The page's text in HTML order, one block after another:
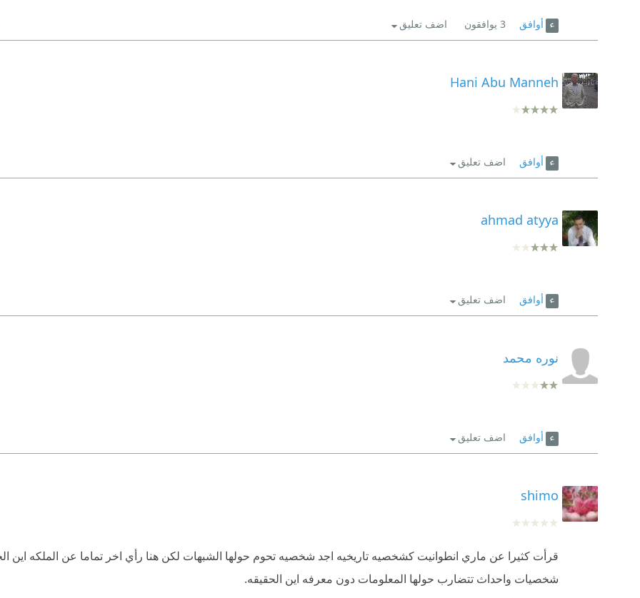
أوافق 3 يوافقون اضف تعليق
Hani Abu Manneh
أوافق اضف تعليق
ahmad atyya
أوافق اضف تعليق
نوره محمد
أوافق اضف تعليق
shimo
قرأت كثيرا عن ماري انطوانيت كشخصيه تاريخيه اجد شخصيه تحوم حولها الشبهات لكن هنا رأي اخر تماما عن الملكه اين
شخصيات واحداث تتضارب حولها المعلومات دون معرفه اين الحقيقه.